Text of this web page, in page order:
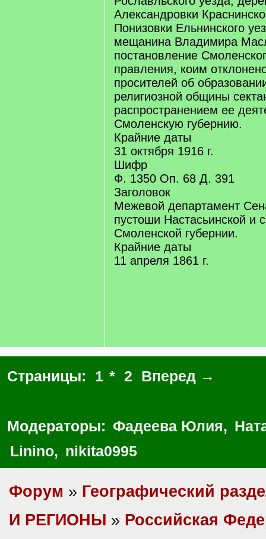
Александровки
Понизовки Ельнинского
мещанина Владимира
постановление
правления, коим
просителей об
религиозной общины
распространением ее
Смоленскую губернию.
Крайние даты
31 октября 1916 г.
Шифр
Ф. 1350 Оп. 68 Д. 391
Заголовок
Межевой департамент
пустоши Настасьинской и
Смоленской губернии.
Крайние даты
11 апреля 1861 г.
Страницы: 1 * 2 Вперед →
Модераторы: Фадеева Юлия,
Linino, nikita0995
Форум » Географический
И РЕГИОНЫ » Российская